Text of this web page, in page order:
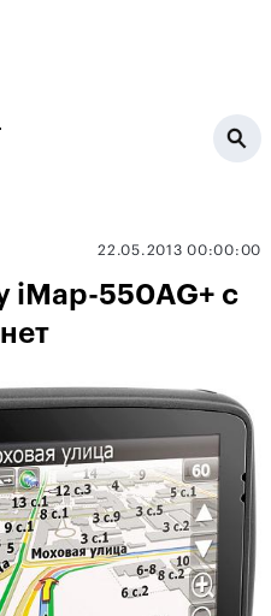
22.05.2013 00:00:00
iMap-550AG+ с